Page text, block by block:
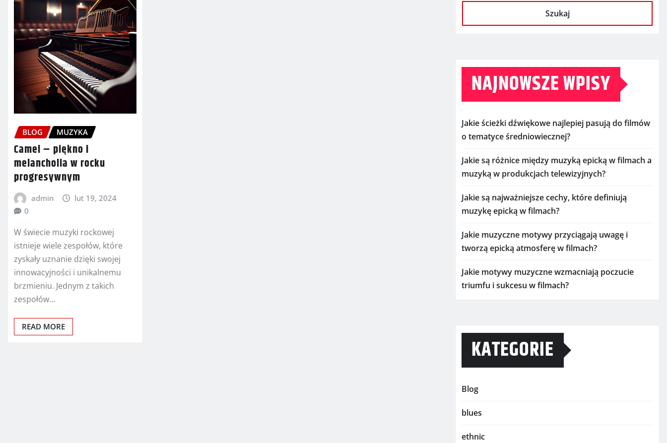
BLOG MUZYKA
Camel – piękno i
melancholia w rocku
progresywnym
admin
lut 19, 2024
0
W świecie muzyki rockowej
istnieje wiele zespołów, które
zyskały uznanie dzięki swojej
innowacyjności i unikalnemu
brzmieniu. Jednym z takich
zespołów…
READ MORE
Szukaj
NAJNOWSZE WPISY
Jakie ścieżki dźwiękowe najlepiej pasują do filmów
o tematyce średniowiecznej?
Jakie są różnice między muzyką epicką w filmach a
muzyką w produkcjach telewizyjnych?
Jakie są najważniejsze cechy, które definiują
muzykę epicką w filmach?
Jakie muzyczne motywy przyciągają uwagę i
tworzą epicką atmosferę w filmach?
Jakie motywy muzyczne wzmacniają poczucie
triumfu i sukcesu w filmach?
KATEGORIE
Blog
blues
ethnic